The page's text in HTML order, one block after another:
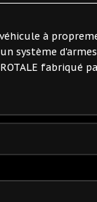
à
système
fabriqué